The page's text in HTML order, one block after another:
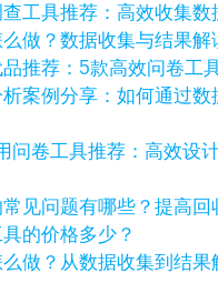
工具推荐：高效收集数
做？数据收集与结果解
推荐：5款高效问卷工
案例分享：如何通过数
问卷工具推荐：高效设
见问题有哪些？提高回
的价格多少？
做？从数据收集到结果